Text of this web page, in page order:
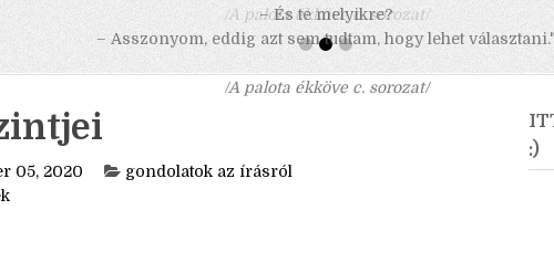
– És te melyikre?
– Asszonyom, eddig azt sem tudtam, hogy lehet
/A palota ékköve c. sorozat/